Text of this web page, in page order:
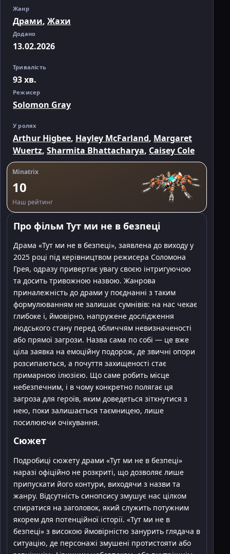
Жанр
Драми, Жахи
Додано
13.02.2026
Тривалість
93 хв.
Режисер
Solomon Gray
У ролях
Arthur Higbee, Hayley McFarland, Margaret
Wuertz, Sharmita Bhattacharya, Caisey Cole
Minatrix
10
Наш рейтинг
Про фільм Тут ми не в безпеці
Драма «Тут ми не в безпеці», заявлена до виходу у
2025 році під керівництвом режисера Соломона
Грея, одразу привертає увагу своєю інтригуючою
та досить тривожною назвою. Жанрова
приналежність до драми у поєднанні з таким
формулюванням не залишає сумнівів: на нас чекає
глибоке і, ймовірно, напружене дослідження
людського стану перед обличчям невизначеності
або прямої загрози. Назва сама по собі — це вже
ціла заявка на емоційну подорож, де звичні опори
розсипаються, а почуття захищеності стає
примарною ілюзією. Що саме робить місце
небезпечним, і в чому конкретно полягає ця
загроза для героїв, яким доведеться зіткнутися з
нею, поки залишається таємницею, лише
посилюючи очікування.
Сюжет
Подробиці сюжету драми «Тут ми не в безпеці»
наразі офіційно не розкриті, що дозволяє лише
припускати його контури, виходячи з назви та
жанру. Відсутність синопсису змушує нас цілком
спиратися на заголовок, який служить потужним
якорем для потенційної історії. «Тут ми не в
безпеці» з високою ймовірністю занурить глядача в
ситуацію, де персонажі змушені протистояти або